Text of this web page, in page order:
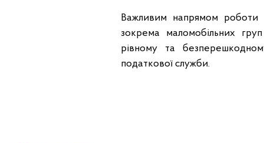
Важливим напрямом роботи
зокрема маломобільних
рівному та
податкової служби.